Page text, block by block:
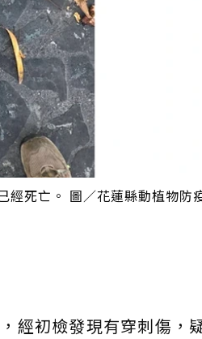
經死亡。 圖／花蓮縣動植物防
經初檢發現有穿刺傷，